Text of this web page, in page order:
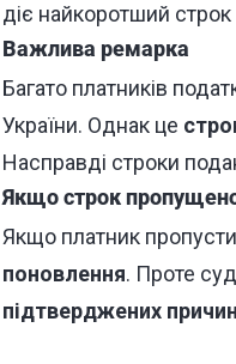
діє найкоротший
Важлива ремарка
Багато платників
України. Однак це
Насправді строки
Якщо строк
Якщо платник
поновлення. Проте
підтверджених причин